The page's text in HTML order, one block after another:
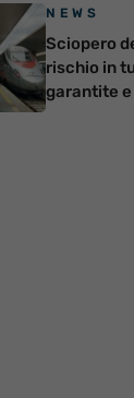
NEWS
Sciopero
rischio in
garantite